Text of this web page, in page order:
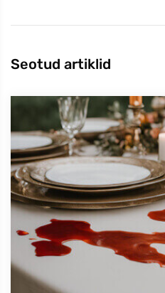
Seotud artiklid